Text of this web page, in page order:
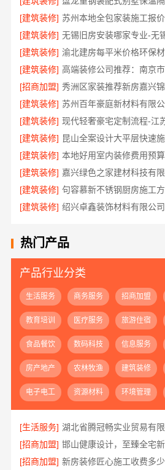
[建筑装修]
[建筑装修]
[建筑装修]
[建筑装修]
[招商加盟] 秀洲区家装推荐新房嘉兴
[建筑装修]
[建筑装修] 现代轻奢豪宅定制流程-江
[建筑装修]
[建筑装修]
[建筑装修]
[建筑装修] 句容慕新不锈钢厨房施工
[建筑装修]
热门产品
产品行业分类
生活服务 商务服务 招商加盟
教育培训 医疗服务 旅游住宿
食品餐饮 数码科技 信息服务
房产地产 农林牧渔 建筑装修
电子电工 资源材料 环境管理
[生活服务]
[招商加盟]
[招商加盟]